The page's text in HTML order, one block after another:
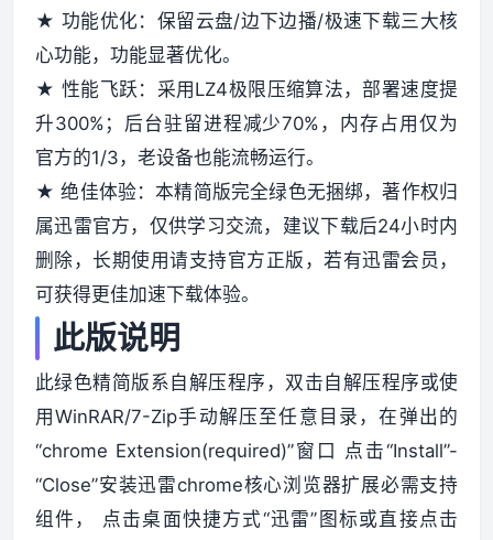
★ 功能优化：保留云盘/边下边播/极速下载三大核
心功能，功能显著优化。
★ 性能飞跃：采用LZ4极限压缩算法，部署速度提
升300%；后台驻留进程减少70%，内存占用仅为
官方的1/3，老设备也能流畅运行。
★ 绝佳体验：本精简版完全绿色无捆绑，著作权归
属迅雷官方，仅供学习交流，建议下载后24小时内
删除，长期使用请支持官方正版，若有迅雷会员，
可获得更佳加速下载体验。
此版说明
此绿色精简版系自解压程序，双击自解压程序或使
用WinRAR/7-Zip手动解压至任意目录，在弹出的
“chrome Extension(required)”窗口 点击“Install”-
“Close”安装迅雷chrome核心浏览器扩展必需支持
组件， 点击桌面快捷方式“迅雷”图标或直接点击